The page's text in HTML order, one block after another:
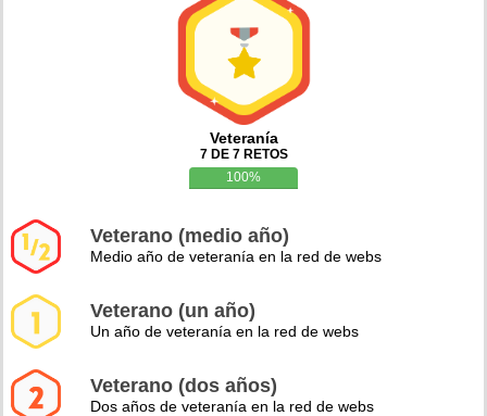
Veteranía
7 DE 7 RETOS
100%
Veterano (medio año)
Medio año de veteranía en la red de webs
Veterano (un año)
Un año de veteranía en la red de webs
Veterano (dos años)
Dos años de veteranía en la red de webs